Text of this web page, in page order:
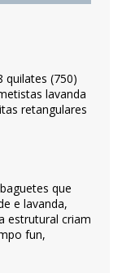
Alterar CEP
quilates (750)
lavanda
retangulares
que
e lavanda,
estrutural criam
fun,